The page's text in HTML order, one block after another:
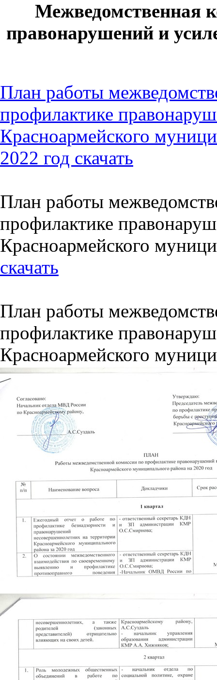
Межведомственная
правонарушений и
План работы
профилактике
Красноармейского
2022 год скачать
План работы
профилактике
Красноармейского
скачать
План работы
профилактике
Красноармейского